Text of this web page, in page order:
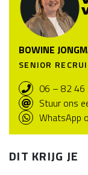
BOWINE
SENIOR
06 – 82 46
Stuur ons
WhatsApp
DIT KRIJG JE